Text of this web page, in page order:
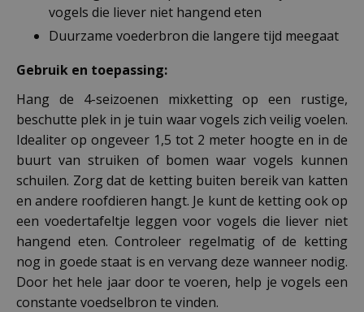
vogels die liever niet hangend eten
Duurzame voederbron die langere tijd meegaat
Gebruik en toepassing:
Hang de 4-seizoenen mixketting op een rustige,
beschutte plek in je tuin waar vogels zich veilig voelen.
Idealiter op ongeveer 1,5 tot 2 meter hoogte en in de
buurt van struiken of bomen waar vogels kunnen
schuilen. Zorg dat de ketting buiten bereik van katten
en andere roofdieren hangt. Je kunt de ketting ook op
een voedertafeltje leggen voor vogels die liever niet
hangend eten. Controleer regelmatig of de ketting
nog in goede staat is en vervang deze wanneer nodig.
Door het hele jaar door te voeren, help je vogels een
constante voedselbron te vinden.